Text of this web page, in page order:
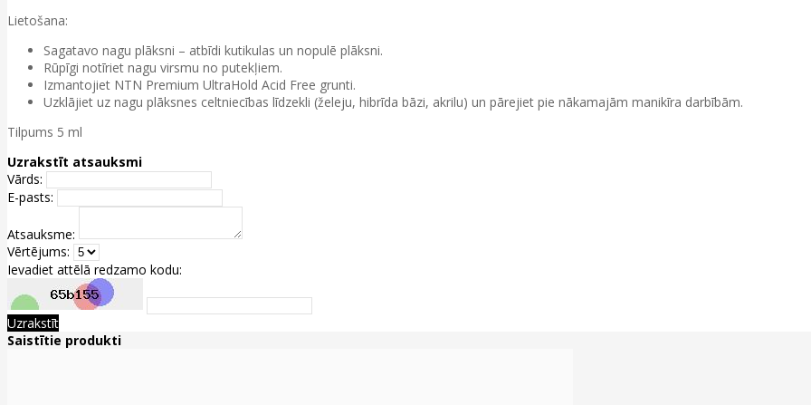
Lietošana:
Sagatavo nagu plāksni – atbīdi kutikulas un nopulē plāksni.
Rūpīgi notīriet nagu virsmu no putekļiem.
Izmantojiet NTN Premium UltraHold Acid Free grunti.
Uzklājiet uz nagu plāksnes celtniecības līdzekli (želeju, hibrīda bāzi, akrilu) un pārejiet pie nākamajām manikīra darbībām.
Tilpums 5 ml
Uzrakstīt atsauksmi
Vārds:
E-pasts:
Atsauksme:
Vērtējums:
Ievadiet attēlā redzamo kodu:
Uzrakstīt
Saistītie produkti